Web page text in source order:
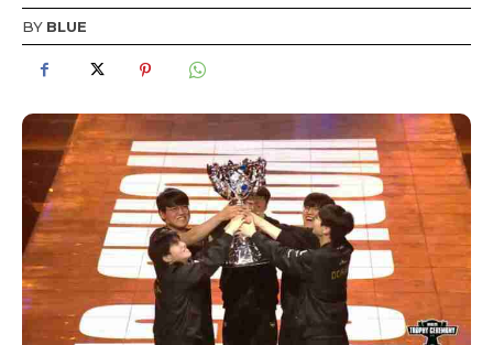
BY BLUE